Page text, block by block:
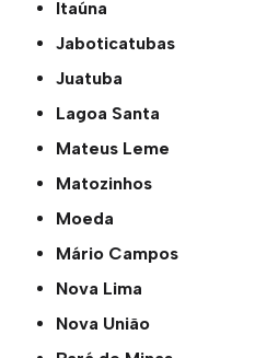
Itaúna
Jaboticatubas
Juatuba
Lagoa Santa
Mateus Leme
Matozinhos
Moeda
Mário Campos
Nova Lima
Nova União